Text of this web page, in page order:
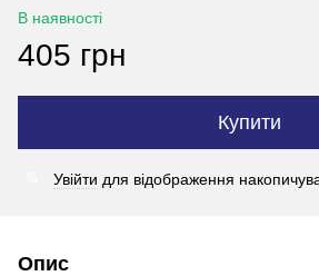
В наявності
405 грн
Купити
Увійти для відображення
Опис